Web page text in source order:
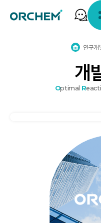
개
Optimal R
홈
로
가
기
연구개